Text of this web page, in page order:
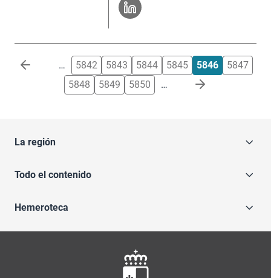
Paginación … 5842 5843 5844 5845 5846
5847
5848
5849 5850 …
La región
Todo el contenido
Hemeroteca